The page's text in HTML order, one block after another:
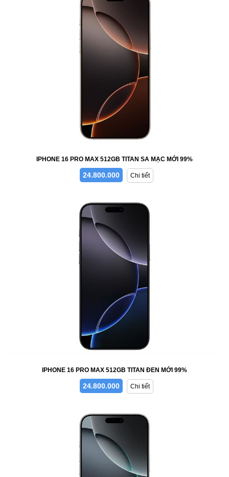
IPHONE 16 PRO MAX 512GB TITAN SA MẠC MỚI 99%
24.800.000 Chi tiết
IPHONE 16 PRO MAX 512GB TITAN ĐEN MỚI 99%
24.800.000 Chi tiết